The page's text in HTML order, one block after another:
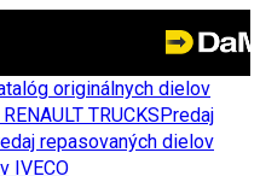
originálnych dielov
TRUCKSPredaj
repasovaných dielov
IVECO